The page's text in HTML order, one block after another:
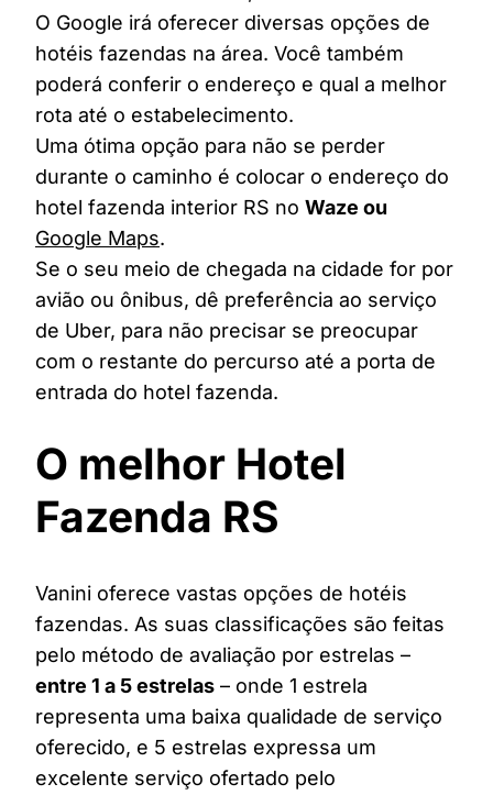
O Google irá oferecer diversas opções de
hotéis fazendas na área. Você também
poderá conferir o endereço e qual a melhor
rota até o estabelecimento.
Uma ótima opção para não se perder
durante o caminho é colocar o endereço do
hotel fazenda interior RS no Waze ou
Google Maps.
Se o seu meio de chegada na cidade for por
avião ou ônibus, dê preferência ao serviço
de Uber, para não precisar se preocupar
com o restante do percurso até a porta de
entrada do hotel fazenda.
O melhor Hotel
Fazenda RS
Vanini oferece vastas opções de hotéis
fazendas. As suas classificações são feitas
pelo método de avaliação por estrelas –
entre 1 a 5 estrelas – onde 1 estrela
representa uma baixa qualidade de serviço
oferecido, e 5 estrelas expressa um
excelente serviço ofertado pelo